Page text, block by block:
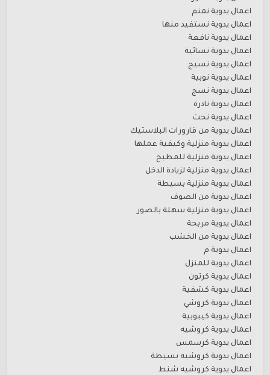
اعمال يدوية نمنم
اعمال يدوية نستفيد منها
اعمال يدوية نافعة
اعمال يدوية نسائية
اعمال يدوية نسيج
اعمال يدوية نوبية
اعمال يدوية نسج
اعمال يدوية نادرة
اعمال يدوية نحت
اعمال يدوية من قارورات البلاستيك
اعمال يدوية منزلية وكيفية عملها
اعمال يدوية منزلية للمطبخ
اعمال يدوية منزلية لزيادة الدخل
اعمال يدوية منزلية بسيطة
اعمال يدوية من الصوف
اعمال يدوية منزلية سهلة بالصور
اعمال يدوية مربحة
اعمال يدوية من الخشب
اعمال يدوية م
اعمال يدوية للمنزل
اعمال يدوية كرتون
اعمال يدوية كشفية
اعمال يدوية كروشي
اعمال يدوية كيبوبية
اعمال يدوية كروشيه
اعمال يدوية كرسمس
اعمال يدوية كروشيه بسيطة
اعمال يدوية كروشيه شنط